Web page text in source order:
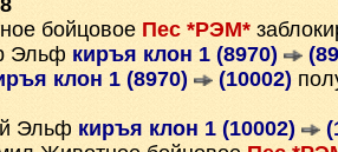
бойцовое Пес *РЭМ*
Эльф киръя клон 1 (8970)
клон 1 (8970) (10002)
Эльф киръя клон 1 (10002)